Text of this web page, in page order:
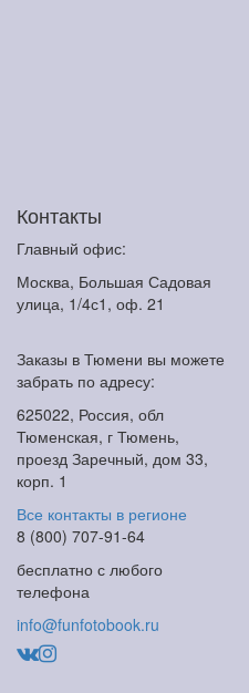
Контакты
Главный офис:
Москва, Большая Садовая
улица, 1/4с1, оф. 21
Заказы в Тюмени вы можете
забрать по адресу:
625022, Россия, обл
Тюменская, г Тюмень,
проезд Заречный, дом 33,
корп. 1
Все контакты в регионе
8 (800) 707-91-64
бесплатно с любого
телефона
info@funfotobook.ru